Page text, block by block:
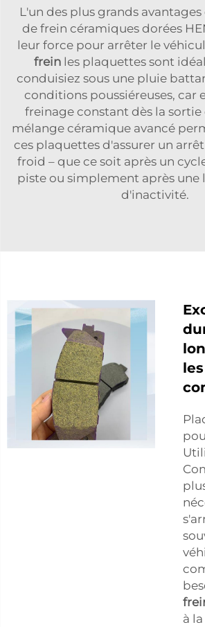
L'un des plus grands
de frein céramiques dorées
leur force pour arrêter le
frein les plaquettes sont
conduisiez sous une pluie
conditions poussiéreuses, car
freinage constant dès la sortie
mélange céramique avancé
ces plaquettes d'assurer un
froid – que ce soit après un
piste ou simplement après une
d'inactivité.
à